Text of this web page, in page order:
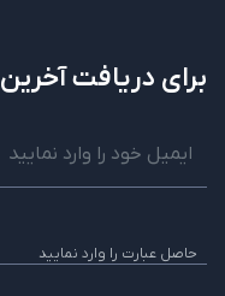
برای دریافتآخرین